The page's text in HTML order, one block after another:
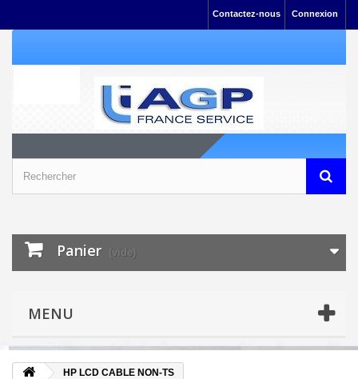
Connexion
Contactez-nous
Panier (vide)
MENU
HP LCD CABLE NON-TS